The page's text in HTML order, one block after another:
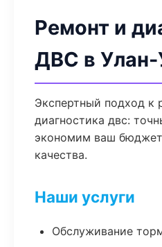
Ремонт и
ДВС в Улан-
Экспертный подход к
диагностика двс:
экономим ваш
качества.
Наши услуги
Обслуживание